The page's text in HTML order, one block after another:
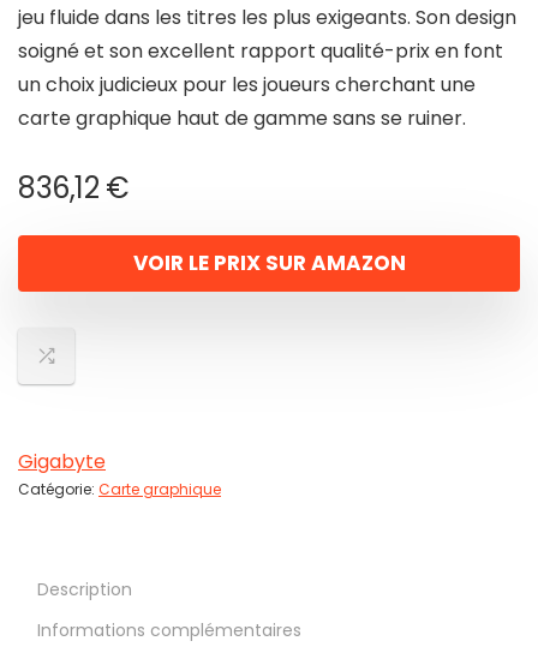
jeu fluide dans les titres les plus exigeants. Son design
soigné et son excellent rapport qualité-prix en font
un choix judicieux pour les joueurs cherchant une
carte graphique haut de gamme sans se ruiner.
836,12 €
VOIR LE PRIX SUR AMAZON
Gigabyte
Catégorie: Carte graphique
Description
Informations complémentaires